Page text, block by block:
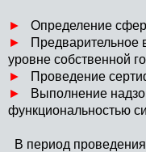
►
Определение
►
Предварительное
уровне собственной
►
Проведение
►
Выполнение
функциональностью
В период